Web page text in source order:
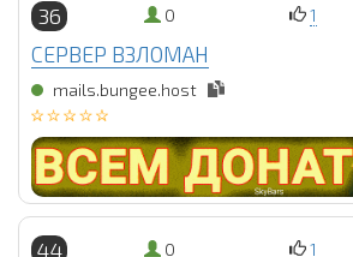
36 0 1
СЕРВЕР ВЗЛОМАН
mails.bungee.host
44 0 1